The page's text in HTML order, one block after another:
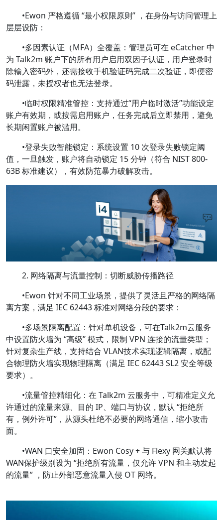
•Ewon 严格遵循 “最小权限原则” ，在身份与访问管理上
层层设防：
•多因素认证（MFA）全覆盖：管理员可在 eCatcher 中
为 Talk2m 账户下的所有用户启用双因子认证，用户登录时
除输入密码外，还需接收手机验证码完成二次验证，即便密
码泄露，未授权者也无法登录。
•临时权限精准管控：支持通过“用户临时激活”功能设定
账户有效期，或按需启用账户，任务完成后立即禁用，避免
长期闲置账户被滥用。
•登录失败智能锁定：系统设置 10 次登录失败锁定阈
值，一旦触发，账户将自动锁定 15 分钟（符合 NIST 800-
63B 标准建议），有效防范暴力破解攻击。
2. 网络隔离与流量控制：切断威胁传播路径
•Ewon 针对不同工业场景，提供了灵活且严格的网络隔
离方案，满足 IEC 62443 标准对网络分段的要求：
•多场景隔离配置：针对单机设备，可在Talk2m云服务
中设置防火墙为 “高级” 模式，限制 VPN 连接的流量类型；
针对复杂生产线，支持结合 VLAN技术实现逻辑隔离，或配
合物理防火墙实现物理隔离（满足 IEC 62443 SL2 安全等级
要求）。
•流量管控精细化：在 Talk2m 云服务中，可精准定义允
许通过的流量来源、目的 IP、端口与协议，默认 “拒绝所
有，例外许可”，从源头杜绝不必要的网络通信，缩小攻击
面。
•WAN 口安全加固：Ewon Cosy + 与 Flexy 网关默认将
WAN保护级别设为 “拒绝所有流量，仅允许 VPN 和主动发起
的流量” ，防止外部恶意流量入侵 OT 网络。